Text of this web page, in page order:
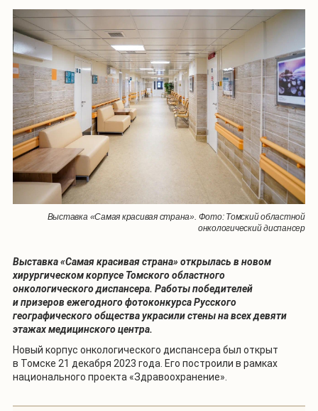
Выставка «Самая красивая страна». Фото: Томский областной
онкологический диспансер
Выставка «Самая красивая страна» открылась в новом
хирургическом корпусе Томского областного
онкологического диспансера. Работы победителей
и призеров ежегодного фотоконкурса Русского
географического общества украсили стены на всех девяти
этажах медицинского центра.
Новый корпус онкологического диспансера был открыт
в Томске 21 декабря 2023 года. Его построили в рамках
национального проекта «Здравоохранение».